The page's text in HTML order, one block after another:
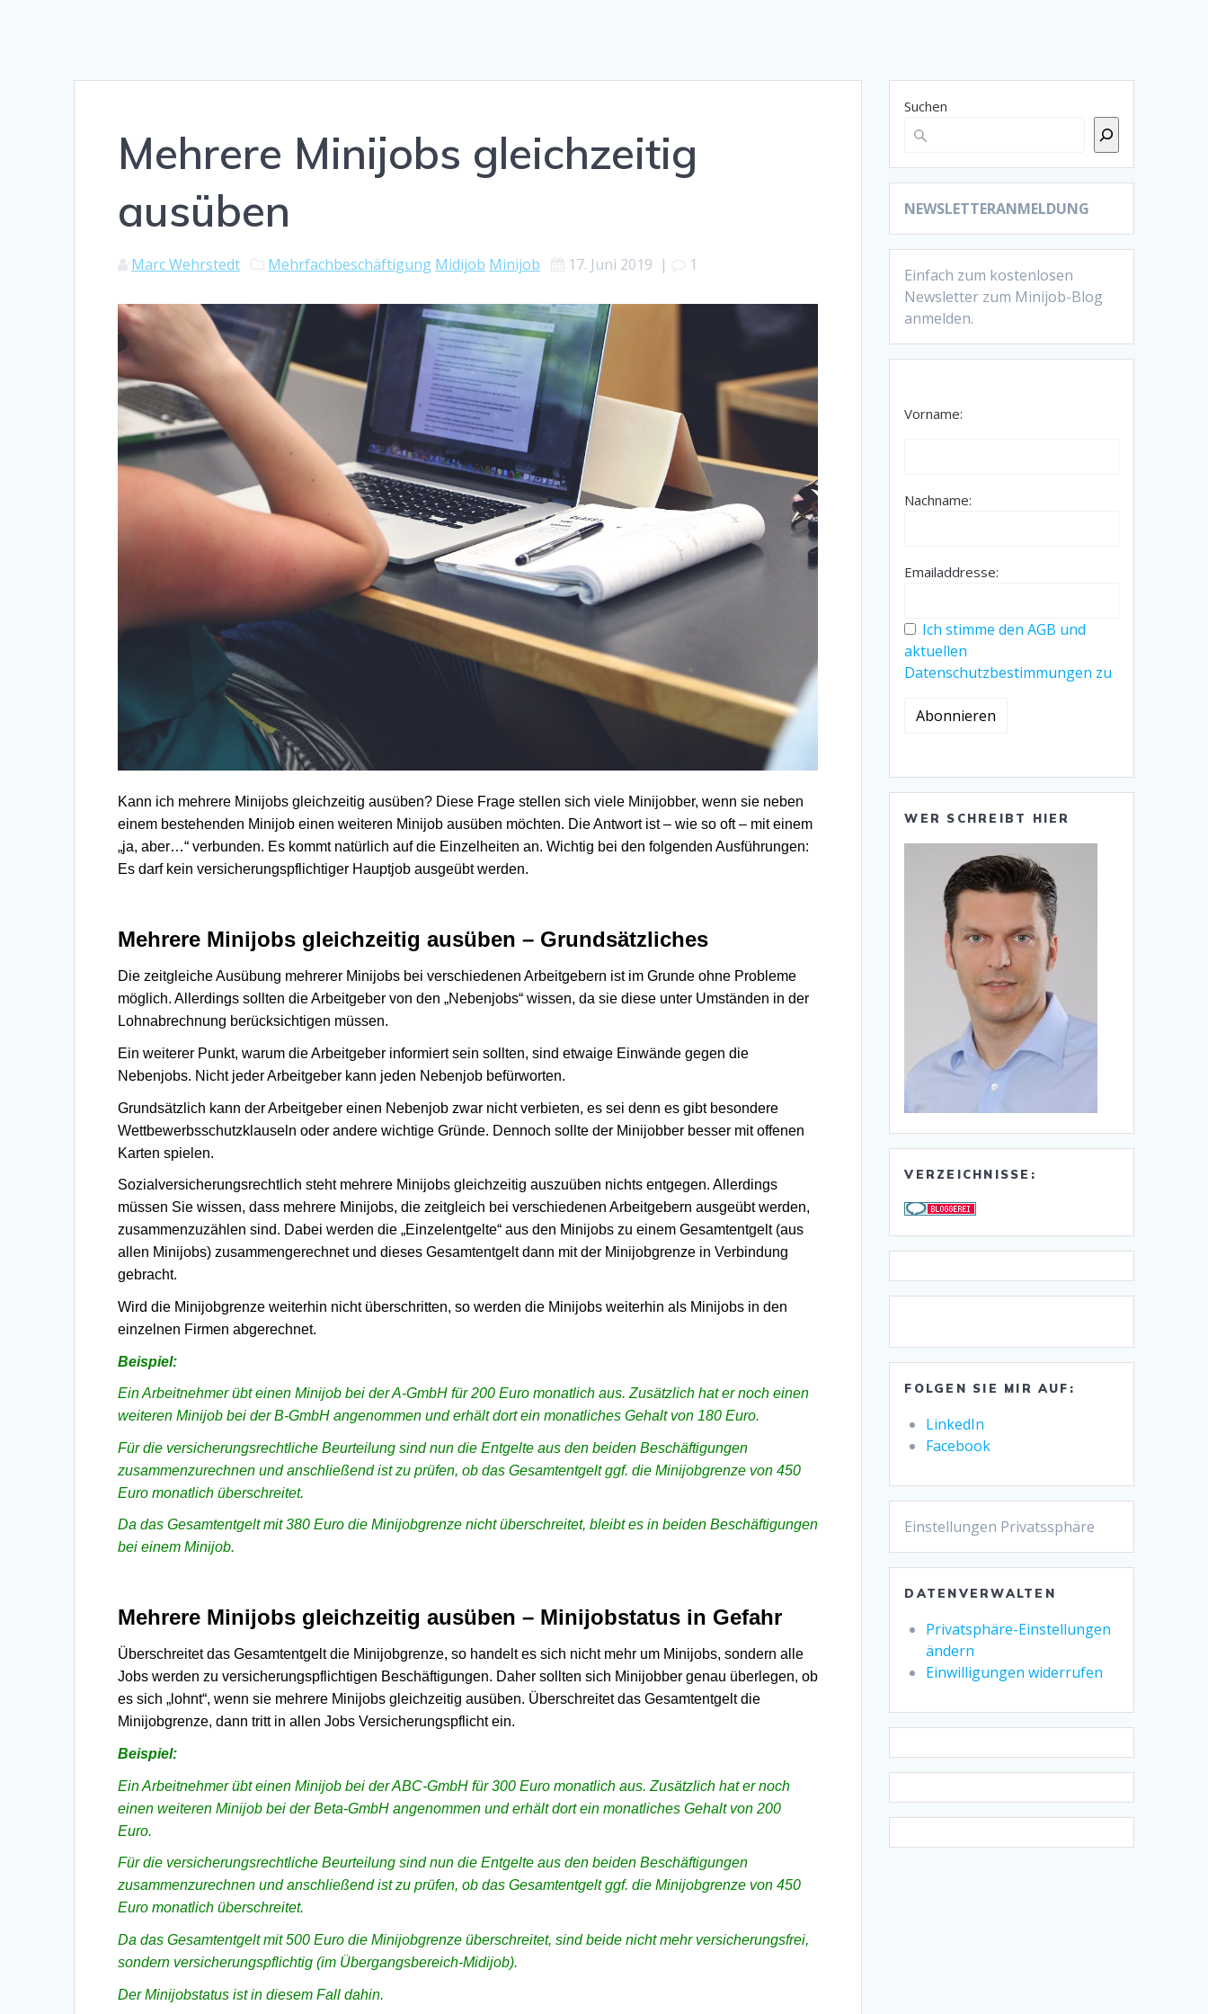
Mehrere Minijobs gleichzeitig
ausüben
Marc Wehrstedt Mehrfachbeschäftigung Midijob Minijob 17. Juni 2019 | 1
Kann ich mehrere Minijobs gleichzeitig ausüben? Diese Frage stellen sich viele Minijobber, wenn sie neben
einem bestehenden Minijob einen weiteren Minijob ausüben möchten. Die Antwort ist – wie so oft – mit einem
„ja, aber…“ verbunden. Es kommt natürlich auf die Einzelheiten an. Wichtig bei den folgenden Ausführungen:
Es darf kein versicherungspflichtiger Hauptjob ausgeübt werden.
Mehrere Minijobs gleichzeitig ausüben – Grundsätzliches
Die zeitgleiche Ausübung mehrerer Minijobs bei verschiedenen Arbeitgebern ist im Grunde ohne Probleme
möglich. Allerdings sollten die Arbeitgeber von den „Nebenjobs“ wissen, da sie diese unter Umständen in der
Lohnabrechnung berücksichtigen müssen.
Ein weiterer Punkt, warum die Arbeitgeber informiert sein sollten, sind etwaige Einwände gegen die
Nebenjobs. Nicht jeder Arbeitgeber kann jeden Nebenjob befürworten.
Grundsätzlich kann der Arbeitgeber einen Nebenjob zwar nicht verbieten, es sei denn es gibt besondere
Wettbewerbsschutzklauseln oder andere wichtige Gründe. Dennoch sollte der Minijobber besser mit offenen
Karten spielen.
Sozialversicherungsrechtlich steht mehrere Minijobs gleichzeitig auszuüben nichts entgegen. Allerdings
müssen Sie wissen, dass mehrere Minijobs, die zeitgleich bei verschiedenen Arbeitgebern ausgeübt werden,
zusammenzuzählen sind. Dabei werden die „Einzelentgelte“ aus den Minijobs zu einem Gesamtentgelt (aus
allen Minijobs) zusammengerechnet und dieses Gesamtentgelt dann mit der Minijobgrenze in Verbindung
gebracht.
Wird die Minijobgrenze weiterhin nicht überschritten, so werden die Minijobs weiterhin als Minijobs in den
einzelnen Firmen abgerechnet.
Beispiel:
Ein Arbeitnehmer übt einen Minijob bei der A-GmbH für 200 Euro monatlich aus. Zusätzlich hat er noch einen
weiteren Minijob bei der B-GmbH angenommen und erhält dort ein monatliches Gehalt von 180 Euro.
Für die versicherungsrechtliche Beurteilung sind nun die Entgelte aus den beiden Beschäftigungen
zusammenzurechnen und anschließend ist zu prüfen, ob das Gesamtentgelt ggf. die Minijobgrenze von 450
Euro monatlich überschreitet.
Da das Gesamtentgelt mit 380 Euro die Minijobgrenze nicht überschreitet, bleibt es in beiden Beschäftigungen
bei einem Minijob.
Mehrere Minijobs gleichzeitig ausüben – Minijobstatus in Gefahr
Überschreitet das Gesamtentgelt die Minijobgrenze, so handelt es sich nicht mehr um Minijobs, sondern alle
Jobs werden zu versicherungspflichtigen Beschäftigungen. Daher sollten sich Minijobber genau überlegen, ob
es sich „lohnt“, wenn sie mehrere Minijobs gleichzeitig ausüben. Überschreitet das Gesamtentgelt die
Minijobgrenze, dann tritt in allen Jobs Versicherungspflicht ein.
Beispiel:
Ein Arbeitnehmer übt einen Minijob bei der ABC-GmbH für 300 Euro monatlich aus. Zusätzlich hat er noch
einen weiteren Minijob bei der Beta-GmbH angenommen und erhält dort ein monatliches Gehalt von 200
Euro.
Für die versicherungsrechtliche Beurteilung sind nun die Entgelte aus den beiden Beschäftigungen
zusammenzurechnen und anschließend ist zu prüfen, ob das Gesamtentgelt ggf. die Minijobgrenze von 450
Euro monatlich überschreitet.
Da das Gesamtentgelt mit 500 Euro die Minijobgrenze überschreitet, sind beide nicht mehr versicherungsfrei,
sondern versicherungspflichtig (im Übergangsbereich-Midijob).
Der Minijobstatus ist in diesem Fall dahin.
Suchen
NEWSLETTERANMELDUNG
Einfach zum kostenlosen
Newsletter zum Minijob-Blog
anmelden.
Vorname:
Nachname:
Emailaddresse:
Ich stimme den AGB und
aktuellen
Datenschutzbestimmungen zu
WER SCHREIBT HIER
VERZEICHNISSE:
FOLGEN SIE MIR AUF:
LinkedIn
Facebook
Einstellungen Privatssphäre
DATENVERWALTEN
Privatsphäre-Einstellungen
ändern
Einwilligungen widerrufen